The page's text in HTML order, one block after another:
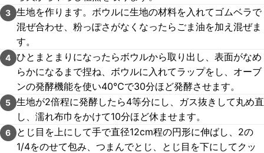
3 生地を作ります。ボウルに生地の材料を入れてゴムベラで
混ぜ合わせ、粉っぽさがなくなったらごま油を加え混ぜま
す。
4 ひとまとまりになったらボウルから取り出し、表面がなめ
らかになるまで捏ね、ボウルに入れてラップをし、オーブ
ンの発酵機能を使い40℃で30分ほど発酵させます。
5 生地が2倍程に発酵したら4等分にし、ガス抜きして丸め直
し、濡れ布巾をかけて10分ほど休ませます。
6
とじ目を上にして手で直径12cm程の円形に伸ばし、2の
1/4をのせて包み、つまんでとじ、とじ目を下にしてクッ